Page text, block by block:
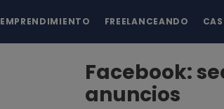
EMPRENDIMIENTO FREELANCEANDO
Facebook:
anuncios